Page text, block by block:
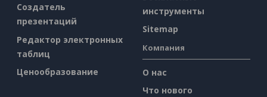
Создатель
презентаций
Редактор электронных
таблиц
Ценообразование
инструменты
Sitemap
Компания
О нас
Что нового